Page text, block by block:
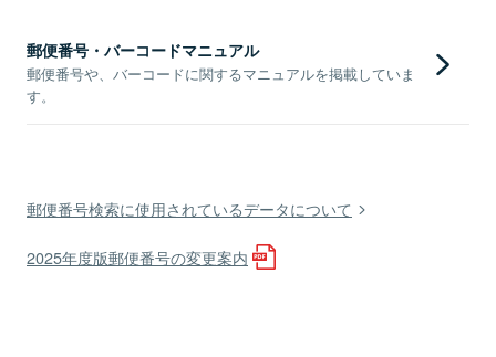
郵便番号・バーコードマニュアル
郵便番号や、バーコードに関するマニュアルを掲載していま
す。
郵便番号検索に使用されているデータについて
2025年度版郵便番号の変更案内